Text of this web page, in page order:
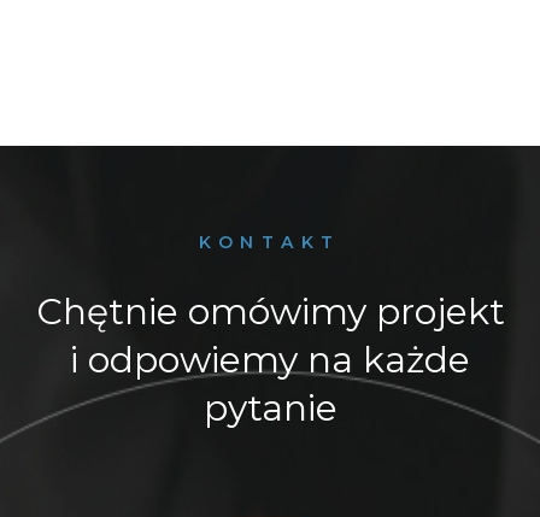
KONTAKT
Chętnie omówimy projekt
i odpowiemy na każde
pytanie